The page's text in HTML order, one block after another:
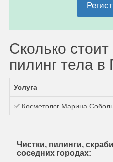
Сколько стоит
пилинг тела в
Услуга
✅ Косметолог Марина Соболь
Чистки, пилинги,
соседних городах: